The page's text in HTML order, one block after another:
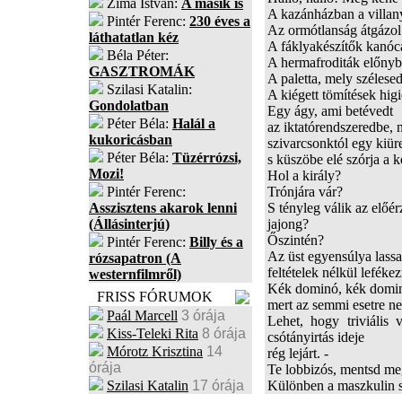
Zima István: A másik is
Pintér Ferenc: 230 éves a
láthatatlan kéz
Béla Péter:
GASZTROMÁK
Szilasi Katalin:
Gondolatban
Péter Béla: Halál a
kukoricásban
Péter Béla: Tüzérrózsi,
Mozi!
Pintér Ferenc:
Asszisztens akarok lenni
(Állásinterjú)
Pintér Ferenc: Billy és a
rózsapatron (A
westernfilmről)
FRISS FÓRUMOK
Paál Marcell 3 órája
Kiss-Teleki Rita 8 órája
Mórotz Krisztina 14
órája
Szilasi Katalin 17 órája
A kazánházban a
Az ormótlanság
A fáklyakészítők
A hermafroditák
A paletta, mely
A kiégett tömítések
Egy ágy, ami betévedt
az iktatórendszeredbe,
szivarcsonktól egy
s küszöbe elé szórja a
Hol a király?
Trónjára vár?
S tényleg válik az
jajong?
Őszintén?
Az üst egyensúlya
feltételek nélkül
Kék dominó, kék
mert az semmi esetre
Lehet, hogy triviális
csótányirtás ideje
rég lejárt. -
Te lobbizós, mentsd
Különben a maszkulin